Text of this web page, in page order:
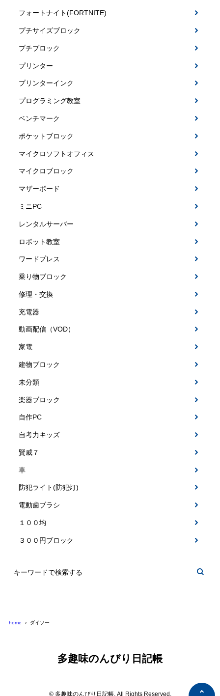
フォートナイト(FORTNITE)
プチサイズブロック
プチブロック
プリンター
プリンターインク
プログラミング教室
ベンチマーク
ポケットブロック
マイクロソフトオフィス
マイクロブロック
マザーボード
ミニPC
レンタルサーバー
ロボット教室
ワードプレス
乗り物ブロック
修理・交換
充電器
動画配信（VOD）
家電
建物ブロック
未分類
楽器ブロック
自作PC
自考力キッズ
賢威７
車
防犯ライト(防犯灯)
電動歯ブラシ
１００均
３００円ブロック
home ダイソー
多趣味のんびり日記帳
© 多趣味のんびり日記帳. All Rights Reserved.